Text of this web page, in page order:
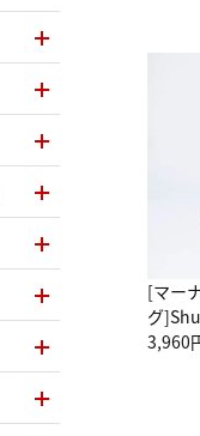
[マー
グ
グ
3,960